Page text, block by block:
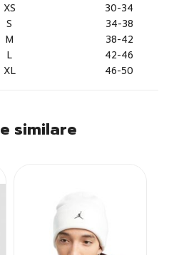
XS
30-34
S
34-38
M
38-42
L
42-46
XL 46-50
similare